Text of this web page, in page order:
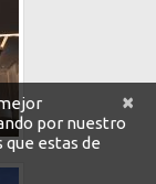
×
por nuestro
estas de